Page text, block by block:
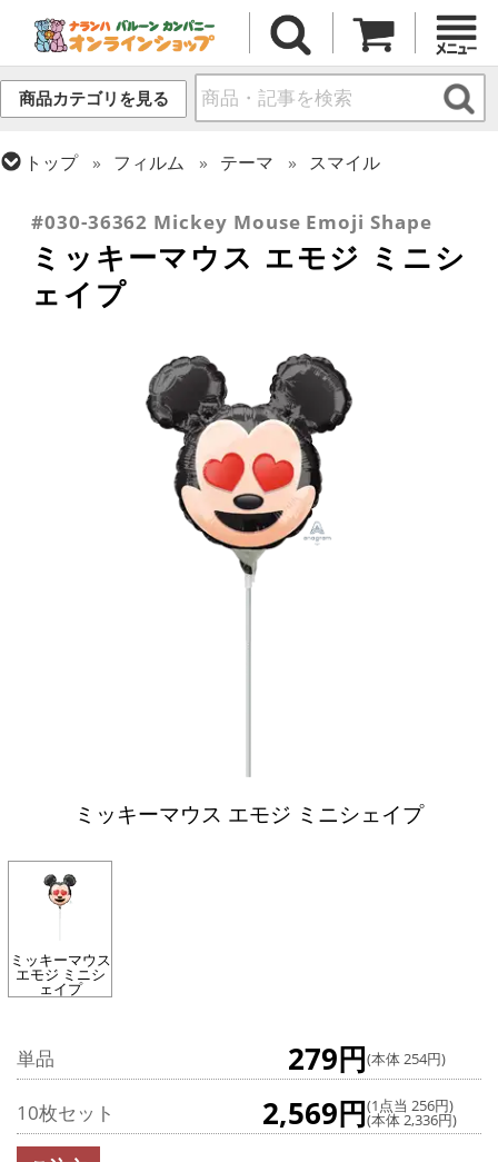
商品カテゴリを見る
トップ フィルム テーマ
スマイル
#030-36362 Mickey Mouse Emoji Shape
ミッキーマウス エモジ ミニシ
ェイプ
ミッキーマウス エモジ ミニシェイプ
ミッキーマウス
エモジ ミニシ
ェイプ
単品 279円(本体 254円)
10枚セット 2,569円(1点当 256円)
(本体 2,336円)